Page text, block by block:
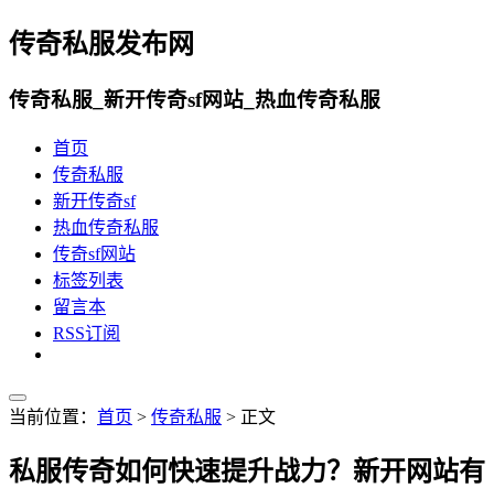
传奇私服发布网
传奇私服_新开传奇sf网站_热血传奇私服
首页
传奇私服
新开传奇sf
热血传奇私服
传奇sf网站
标签列表
留言本
RSS订阅
当前位置： 首页 > 传奇私服 > 正文
私服传奇如何快速提升战力？新开网站有